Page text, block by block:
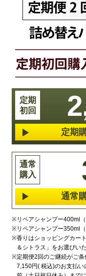
定期
初回
定期
通常
購入
通常
※リペアシャンプー400ml
※リペアシャンプー350ml
※香りはショッピングカー
＆シトラス」をお選びい
※定期便2回のご継続がご
7,150円( 税込)のお支払